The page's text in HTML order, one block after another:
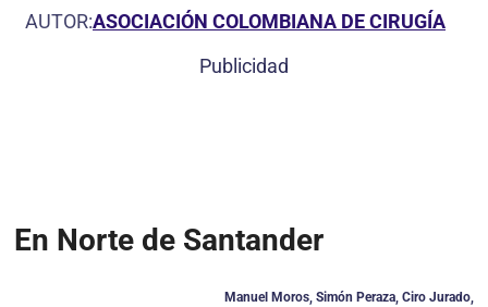
AUTOR:ASOCIACIÓN COLOMBIANA DE CIRUGÍA
Publicidad
En Norte de Santander
Manuel Moros, Simón Peraza, Ciro Jurado,